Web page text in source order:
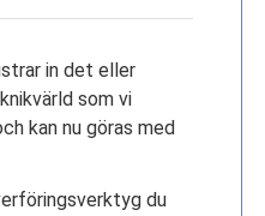
in det eller
som vi
kan nu göras med
du